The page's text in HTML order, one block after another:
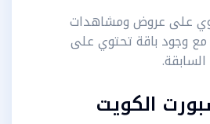
على عروض ومشاهدات
مع وجود باقة تحتوي على
الكويت